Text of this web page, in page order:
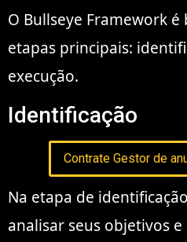
O Bullseye Framework
etapas principais:
execução.
Identificação
Contrate Gestor de
Na etapa de
analisar seus objetivos